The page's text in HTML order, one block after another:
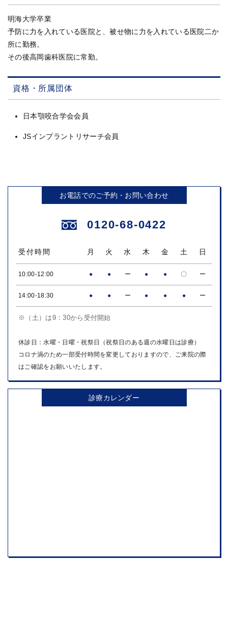
明海大学卒業
予防に力を入れている医院と、被せ物に力を入れている医院二か
所に勤務。
その後高岡歯科医院に常勤。
資格・所属団体
日本顎咬合学会会員
JSインプラントリサーチ会員
お電話でのご予約・お問い合わせ
0120-68-0422
受付時間 月 火 水 木 金 土 日
10:00-12:00 ● ● ー ● ● 〇 ー
14:00-18:30 ● ● ー ● ● ● ー
※（土）は9：30から受付開始
休診日：水曜・日曜・祝祭日（祝祭日のある週の水曜日は診療）
コロナ渦のため一部受付時間を変更しておりますので、ご来院の際
はご確認をお願いいたします。
診療カレンダー